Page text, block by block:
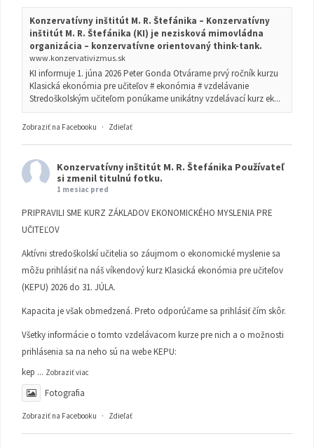
Konzervatívny inštitút M. R. Štefánika – Konzervatívny
inštitút M. R. Štefánika (KI) je nezisková mimovládna
organizácia – konzervatívne orientovaný think-tank.
www.konzervativizmus.sk
KI informuje 1. júna 2026 Peter Gonda Otvárame prvý ročník kurzu
Klasická ekonómia pre učiteľov # ekonómia # vzdelávanie
Stredoškolským učiteľom ponúkame unikátny vzdelávací kurz ek...
Zobraziť na Facebooku · Zdieľať
Konzervatívny inštitút M. R. Štefánika Používateľ
si zmenil titulnú fotku.
1 mesiac pred
PRIPRAVILI SME KURZ ZÁKLADOV EKONOMICKÉHO MYSLENIA PRE
UČITEĽOV
Aktívni stredoškolskí učitelia so záujmom o ekonomické myslenie sa
môžu prihlásiť na náš víkendový kurz Klasická ekonómia pre učiteľov
(KEPU) 2026 do 31. JÚLA.
Kapacita je však obmedzená. Preto odporúčame sa prihlásiť čím skôr.
Všetky informácie o tomto vzdelávacom kurze pre nich a o možnosti
prihlásenia sa na neho sú na webe KEPU:
kep ... Zobraziť viac
Fotografia
Zobraziť na Facebooku · Zdieľať